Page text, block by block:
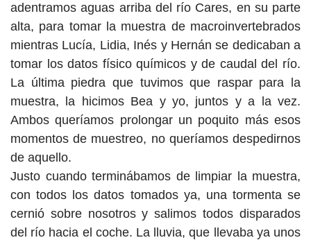
adentramos aguas arriba del río Cares, en su parte
alta, para tomar la muestra de macroinvertebrados
mientras Lucía, Lidia, Inés y Hernán se dedicaban a
tomar los datos físico químicos y de caudal del río.
La última piedra que tuvimos que raspar para la
muestra, la hicimos Bea y yo, juntos y a la vez.
Ambos queríamos prolongar un poquito más esos
momentos de muestreo, no queríamos despedirnos
de aquello.
Justo cuando terminábamos de limpiar la muestra,
con todos los datos tomados ya, una tormenta se
cernió sobre nosotros y salimos todos disparados
del río hacia el coche. La lluvia, que llevaba ya unos